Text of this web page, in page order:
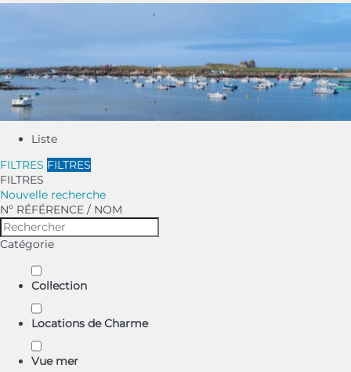
Liste
FILTRES FILTRES
FILTRES
Nouvelle recherche
Nº RÉFÉRENCE / NOM
Catégorie
Collection
Locations de Charme
Vue mer